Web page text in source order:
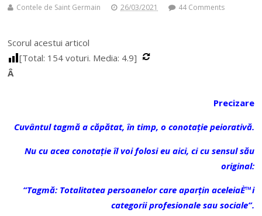
Contele de Saint Germain 26/03/2021 44 Comments
Scorul acestui articol
[Total: 154 voturi. Media: 4.9]
Â
Precizare
Cuvântul tagmă a căpătat, în timp, o conotație peiorativă.
Nu cu acea conotație îl voi folosi eu aici, ci cu sensul său
original:
“Tagmă: Totalitatea persoanelor care aparțin aceleiaÈ™i
categorii profesionale sau sociale”.